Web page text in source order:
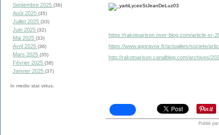
Septembre 2025 (38)
Août 2025 (35)
Juillet 2025 (33)
Juin 2025 (32)
Mai 2025 (33)
Avril 2025 (36)
Mars 2025 (35)
Février 2025 (38)
Janvier 2025 (37)
In medio stat virtus.
https://rakotoarison.over-blog.com/article-sr-
https://www.agoravox.fr/actualites/societe/
http://rakotoarison.canalblog.com/archives/
Publié